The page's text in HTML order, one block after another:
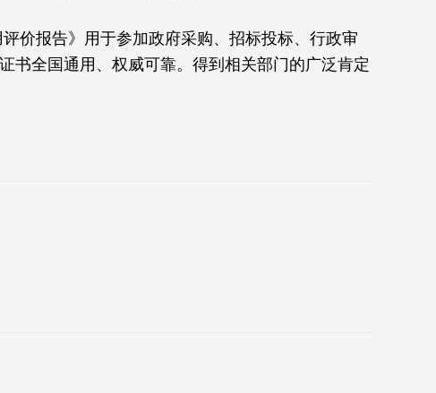
价报告》用于参加政府采购、招标投标、行政审
书全国通用、权威可靠。得到相关部门的广泛肯定